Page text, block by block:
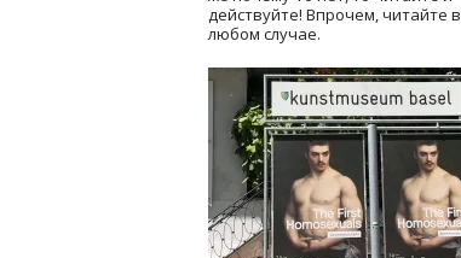
действуйте! Впрочем, читайте в
любом случае.